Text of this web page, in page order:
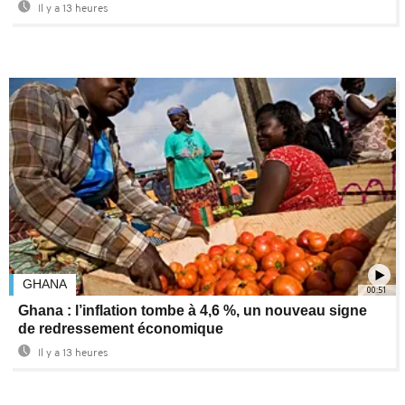
Il y a 13 heures
00:51
GHANA
Ghana : l’inflation tombe à 4,6 %, un nouveau signe
de redressement économique
Il y a 13 heures